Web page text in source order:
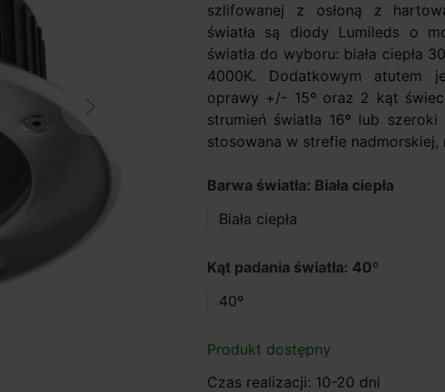
szlifowanej z osłoną z
światła są diody Lumileds o
światła do wyboru: biała ciepła
4000K. Dodatkowym atutem
oprawy +/- 15º oraz 2 kąt
strumień światła 16º lub
stosowana w strefie nadmorskiej,
Barwa światła: Biała ciepła
Kąt padania światła: 40º
Produkt dostępny
Czas realizacji: 10-20 dni